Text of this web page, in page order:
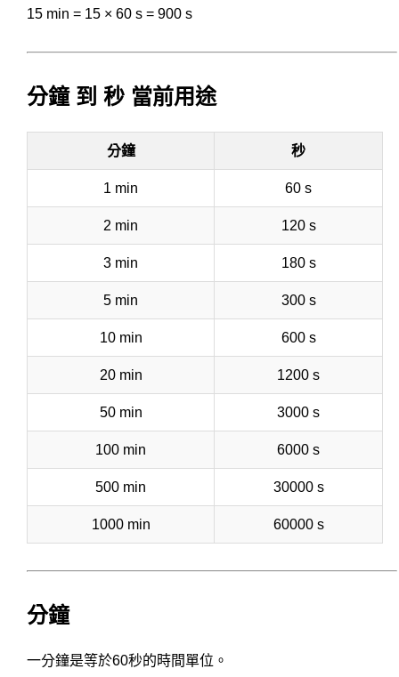
15 min = 15 × 60 s = 900 s
分鐘 到 秒 當前用途
分鐘 秒
1 min 60 s
2 min 120 s
3 min 180 s
5 min 300 s
10 min 600 s
20 min 1200 s
50 min 3000 s
100 min 6000 s
500 min 30000 s
1000 min 60000 s
分鐘
一分鐘是等於60秒的時間單位。